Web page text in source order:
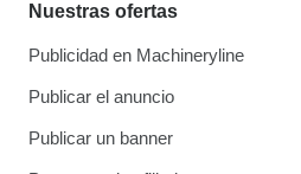
Nuestras ofertas
Publicidad en Machineryline
Publicar el anuncio
Publicar un banner